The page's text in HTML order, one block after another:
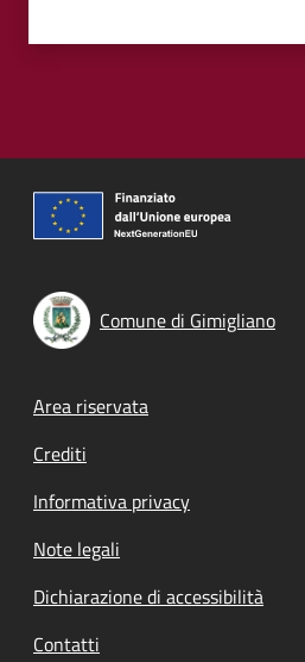
Comune di Gimigliano
Footer menu
Area riservata
Crediti
Informativa privacy
Note legali
Dichiarazione di accessibilità
Contatti